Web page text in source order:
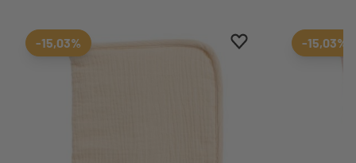
Aggiungi ai preferiti
borrar favoritos
-15,03% -15,03%